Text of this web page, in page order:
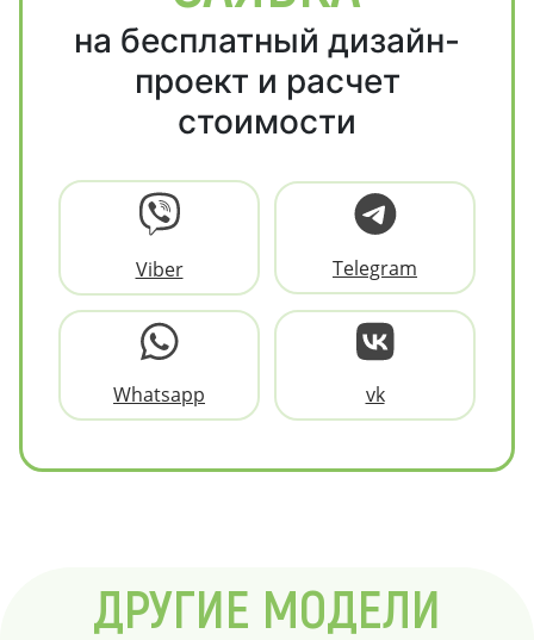
на бесплатный дизайн-
проект и расчет
стоимости
Viber Telegram
Whatsapp vk
ДРУГИЕ МОДЕЛИ